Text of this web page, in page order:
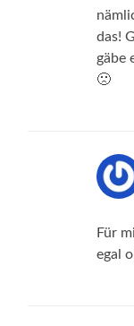
das!
gäbe
🙁
Für
egal